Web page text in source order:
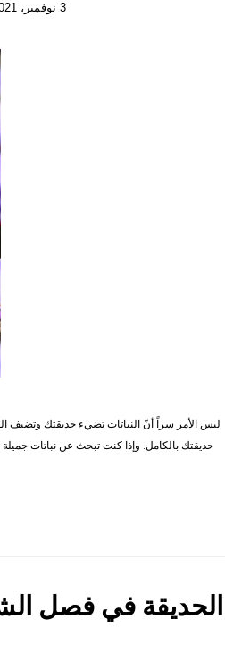
3 نوفمبر، 2021
ليس الأمر سراً أنّ النباتات تضيء حديقتك وتضيف
حديقتك بالكامل. وإذا كنت تبحث عن نباتات
الحديقة في فصل